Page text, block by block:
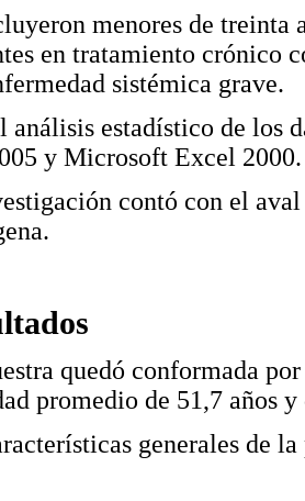
menores de treinta
en tratamiento crónico
sistémica grave.
análisis estadístico de los
y Microsoft Excel 2000.
contó con el
quedó conformada
promedio de 51,7 años
generales de